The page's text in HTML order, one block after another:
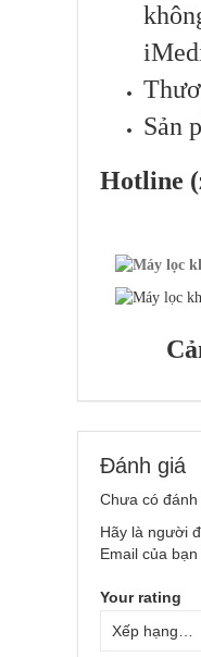
Sản
Hotline
Đánh giá
Chưa có đánh
Hãy là người
Email của
Your rating